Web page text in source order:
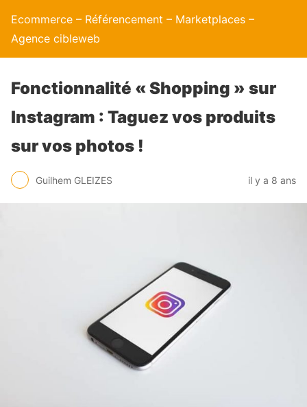
Ecommerce – Référencement – Marketplaces –
Agence cibleweb
Fonctionnalité « Shopping » sur
Instagram : Taguez vos produits
sur vos photos !
Guilhem GLEIZES il y a 8 ans